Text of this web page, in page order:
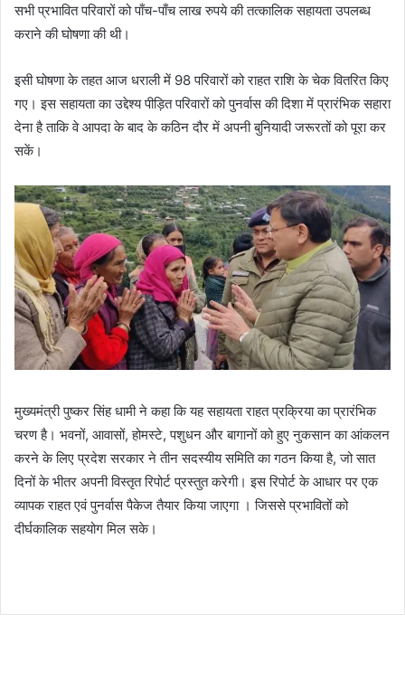
सभी प्रभावित परिवारों को पाँच-पाँच लाख रुपये की तत्कालिक सहायता उपलब्ध
कराने की घोषणा की थी।
इसी घोषणा के तहत आज धराली में 98 परिवारों को राहत राशि के चेक वितरित किए
गए। इस सहायता का उद्देश्य पीड़ित परिवारों को पुनर्वास की दिशा में प्रारंभिक सहारा
देना है ताकि वे आपदा के बाद के कठिन दौर में अपनी बुनियादी जरूरतों को पूरा कर
सकें।
मुख्यमंत्री पुष्कर सिंह धामी ने कहा कि यह सहायता राहत प्रक्रिया का प्रारंभिक
चरण है। भवनों, आवासों, होमस्टे, पशुधन और बागानों को हुए नुकसान का आंकलन
करने के लिए प्रदेश सरकार ने तीन सदस्यीय समिति का गठन किया है, जो सात
दिनों के भीतर अपनी विस्तृत रिपोर्ट प्रस्तुत करेगी। इस रिपोर्ट के आधार पर एक
व्यापक राहत एवं पुनर्वास पैकेज तैयार किया जाएगा । जिससे प्रभावितों को
दीर्घकालिक सहयोग मिल सके।